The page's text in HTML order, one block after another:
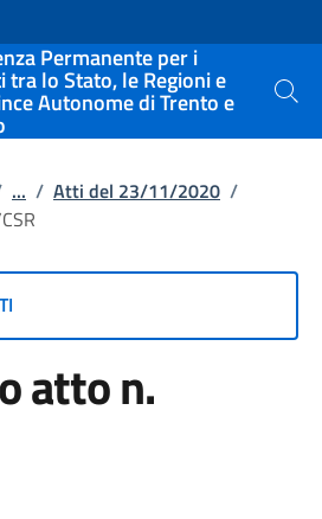
Permanente per i
tra lo Stato, le Regioni e
Autonome di Trento e Cerca
... / Atti del 23/11/2020 /
atto n.